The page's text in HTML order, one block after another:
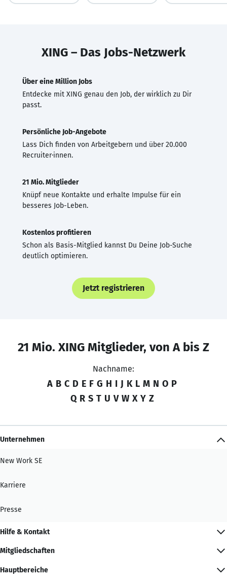
XING – Das Jobs-Netzwerk
Über eine Million Jobs
Entdecke mit XING genau den Job, der wirklich zu Dir
passt.
Persönliche Job-Angebote
Lass Dich finden von Arbeitgebern und über 20.000
Recruiter·innen.
21 Mio. Mitglieder
Knüpf neue Kontakte und erhalte Impulse für ein
besseres Job-Leben.
Kostenlos profitieren
Schon als Basis-Mitglied kannst Du Deine Job-Suche
deutlich optimieren.
Jetzt registrieren
21 Mio. XING Mitglieder, von A bis Z
Nachname:
A B C D E F G H I J K L M N O P
Q R S T U V W X Y Z
Unternehmen
New Work SE
Karriere
Presse
Hilfe & Kontakt
Mitgliedschaften
Hauptbereiche